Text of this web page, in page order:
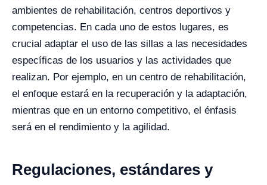
ambientes de rehabilitación, centros deportivos y
competencias. En cada uno de estos lugares, es
crucial adaptar el uso de las sillas a las necesidades
específicas de los usuarios y las actividades que
realizan. Por ejemplo, en un centro de rehabilitación,
el enfoque estará en la recuperación y la adaptación,
mientras que en un entorno competitivo, el énfasis
será en el rendimiento y la agilidad.
Regulaciones, estándares y